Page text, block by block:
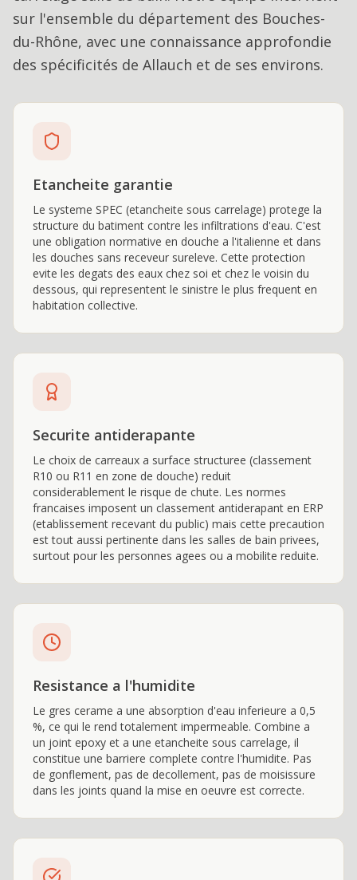
sur l'ensemble du département des Bouches-
du-Rhône, avec une connaissance approfondie
des spécificités de Allauch et de ses environs.
Etancheite garantie
Le systeme SPEC (etancheite sous carrelage) protege la
structure du batiment contre les infiltrations d'eau. C'est
une obligation normative en douche a l'italienne et dans
les douches sans receveur sureleve. Cette protection
evite les degats des eaux chez soi et chez le voisin du
dessous, qui representent le sinistre le plus frequent en
habitation collective.
Securite antiderapante
Le choix de carreaux a surface structuree (classement
R10 ou R11 en zone de douche) reduit
considerablement le risque de chute. Les normes
francaises imposent un classement antiderapant en ERP
(etablissement recevant du public) mais cette precaution
est tout aussi pertinente dans les salles de bain privees,
surtout pour les personnes agees ou a mobilite reduite.
Resistance a l'humidite
Le gres cerame a une absorption d'eau inferieure a 0,5
%, ce qui le rend totalement impermeable. Combine a
un joint epoxy et a une etancheite sous carrelage, il
constitue une barriere complete contre l'humidite. Pas
de gonflement, pas de decollement, pas de moisissure
dans les joints quand la mise en oeuvre est correcte.